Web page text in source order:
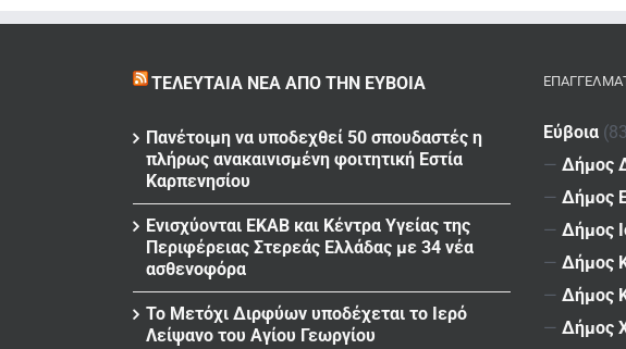
ΤΕΛΕΥΤΑΊΑ ΝΈΑ ΑΠΌ ΤΗΝ ΕΎΒΟΙΑ
Πανέτοιμη να υποδεχθεί 50 σπουδαστές η
πλήρως ανακαινισμένη φοιτητική Εστία
Καρπενησίου
Ενισχύονται ΕΚΑΒ και Κέντρα Υγείας της
Περιφέρειας Στερεάς Ελλάδας με 34 νέα
ασθενοφόρα
Το Μετόχι Διρφύων υποδέχεται το Ιερό
Λείψανο του Αγίου Γεωργίου
Εύβοια
— Δήμος
— Δήμος
— Δήμος
— Δήμος
— Δήμος
— Δήμος